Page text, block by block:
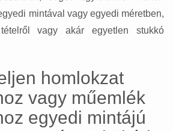
mintával vagy egyedi méretben,
vagy akár egyetlen stukkó
homlokzat
vagy műemlék
egyedi mintájú